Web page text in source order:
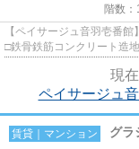
階数
【ペイサージュ音羽壱番館】 □東京都文京区音羽二丁目9-3 □2002年5月
□鉄骨鉄筋コンクリート造地上11階建て □大旺建設
現
ペイサージュ
賃貸｜マンション グラ